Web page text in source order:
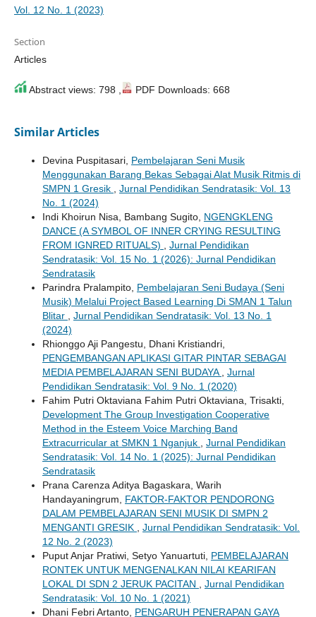
Vol. 12 No. 1 (2023)
Section
Articles
Abstract views: 798 , PDF Downloads: 668
Similar Articles
Devina Puspitasari, Pembelajaran Seni Musik
Menggunakan Barang Bekas Sebagai Alat Musik Ritmis di
SMPN 1 Gresik , Jurnal Pendidikan Sendratasik: Vol. 13
No. 1 (2024)
Indi Khoirun Nisa, Bambang Sugito, NGENGKLENG
DANCE (A SYMBOL OF INNER CRYING RESULTING
FROM IGNRED RITUALS) , Jurnal Pendidikan
Sendratasik: Vol. 15 No. 1 (2026): Jurnal Pendidikan
Sendratasik
Parindra Pralampito, Pembelajaran Seni Budaya (Seni
Musik) Melalui Project Based Learning Di SMAN 1 Talun
Blitar , Jurnal Pendidikan Sendratasik: Vol. 13 No. 1
(2024)
Rhionggo Aji Pangestu, Dhani Kristiandri,
PENGEMBANGAN APLIKASI GITAR PINTAR SEBAGAI
MEDIA PEMBELAJARAN SENI BUDAYA, Jurnal
Pendidikan Sendratasik: Vol. 9 No. 1 (2020)
Fahim Putri Oktaviana Fahim Putri Oktaviana, Trisakti,
Development The Group Investigation Cooperative
Method in the Esteem Voice Marching Band
Extracurricular at SMKN 1 Nganjuk , Jurnal Pendidikan
Sendratasik: Vol. 14 No. 1 (2025): Jurnal Pendidikan
Sendratasik
Prana Carenza Aditya Bagaskara, Warih
Handayaningrum, FAKTOR-FAKTOR PENDORONG
DALAM PEMBELAJARAN SENI MUSIK DI SMPN 2
MENGANTI GRESIK , Jurnal Pendidikan Sendratasik: Vol.
12 No. 2 (2023)
Puput Anjar Pratiwi, Setyo Yanuartuti, PEMBELAJARAN
RONTEK UNTUK MENGENALKAN NILAI KEARIFAN
LOKAL DI SDN 2 JERUK PACITAN , Jurnal Pendidikan
Sendratasik: Vol. 10 No. 1 (2021)
Dhani Febri Artanto, PENGARUH PENERAPAN GAYA